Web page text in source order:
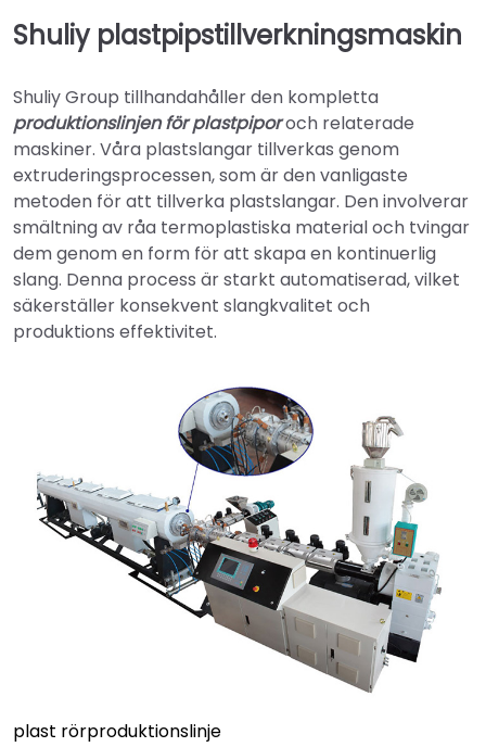
Shuliy plastpipstillverkningsmaskin
Shuliy Group tillhandahåller den kompletta
produktionslinjen för plastpiporoch relaterade
maskiner. Våra plastslangar tillverkas genom
extruderingsprocessen, som är den vanligaste
metoden för att tillverka plastslangar. Den involverar
smältning av råa termoplastiska material och tvingar
dem genom en form för att skapa en kontinuerlig
slang. Denna process är starkt automatiserad, vilket
säkerställer konsekvent slangkvalitet och
produktions effektivitet.
plast rörproduktionslinje